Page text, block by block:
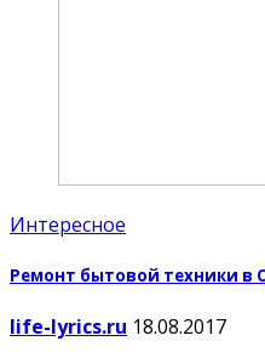
Интересное
Ремонт бытовой техники в
life-lyrics.ru 18.08.2017